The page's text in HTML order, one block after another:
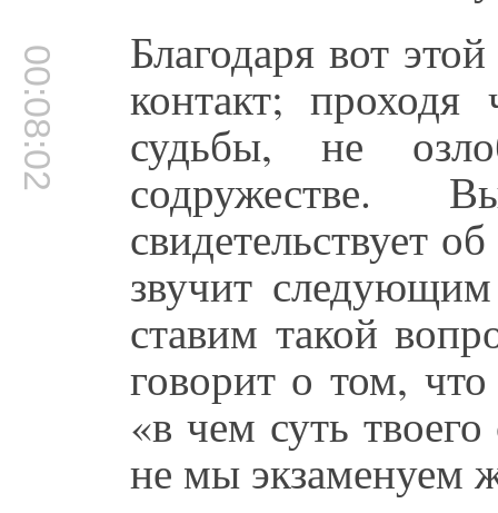
00:08:02 Благодаря вот
контакт; проходя
судьбы, не
содружестве.
свидетельствует
звучит
ставим такой
говорит о том,
«в чем суть
не мы экзаменуем